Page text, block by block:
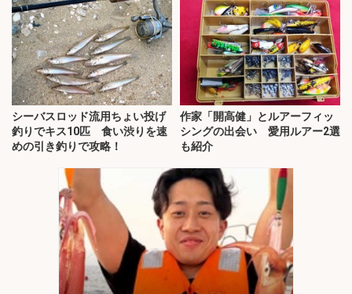
シーバスロッド流用ちょい投げ
釣りでキス10匹 食い渋りを速
めの引き釣りで攻略！
作家「開高健」とルアーフィッ
シングの出会い 愛用ルアー2選
も紹介